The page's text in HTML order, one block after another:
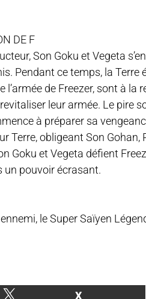
DE F
Son Goku et Vegeta
Pendant ce temps, la Terre
de Freezer, sont à la
leur armée. Le pire
à préparer sa
Terre, obligeant Son Gohan,
Goku et Vegeta défient
un pouvoir écrasant.
le Super Saïyen
X